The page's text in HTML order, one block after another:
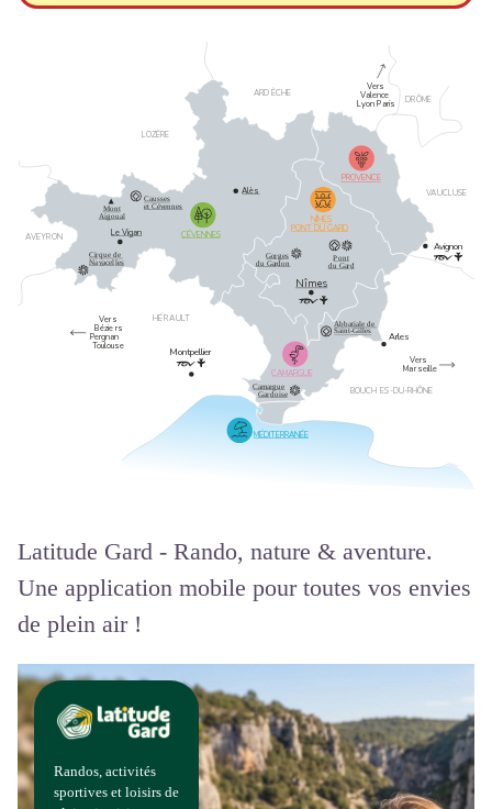
MÉDITERRANÉE
PROVENCE
Camargue
Gardoise
Abbatiale de
Saint-Gilles
CAMARGUE
Pont
du Gard
Gorges
du Gardon
Nîmes
NÎMES
PONT DU GARD
Alès
Le Vigan
Mont
Aigoual
Cirque de
Navacel les
Causses
et Cévennes
CÉVENNES
Montpellier
Arles
Avignon
Vers
Valence
LyonParis
Vers
Marseille
Vers
Béziers
Pergnan
Toulouse
HÉRAULT
AVEYRON
LOZÈRE
ARDÈCHE
DRÔME
VAUCLUSE
BOUCH ES-DU-RHÔNE
Latitude Gard - Rando, nature & aventure.
Une application mobile pour toutes vos envies
de plein air !
Randos, activités
sportives et loisirs de